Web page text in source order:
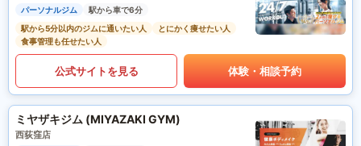
パーソナルジム
駅から車で6分
駅から5分以内のジムに通いたい人
とにかく痩せたい人
食事管理も任せたい人
公式サイトを見る 体験・相談予約
ミヤザキジム (MIYAZAKI GYM)
西荻窪店